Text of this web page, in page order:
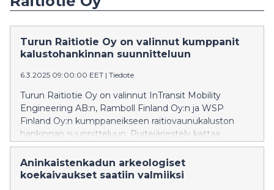
Turun Raitiotie Oy on valinnut kumppanit
kalustohankinnan suunnitteluun
6.3.2025 09:00:00 EET | Tiedote
Turun Raitiotie Oy on valinnut InTransit Mobility
Engineering AB:n, Ramboll Finland Oy:n ja WSP
Finland Oy:n kumppaneikseen raitiovaunukaluston
hankinnan suunnitteluun. Puitejärjestely kattaa
raitiovaunukaluston tarjouspyynnön tekniseen
määrittelyyn, elinkaaren mallinnukseen ja
elinkaarikustannusten laskentaan sekä vaunujen
Aninkaistenkadun arkeologiset
koekaivaukset saatiin valmiiksi